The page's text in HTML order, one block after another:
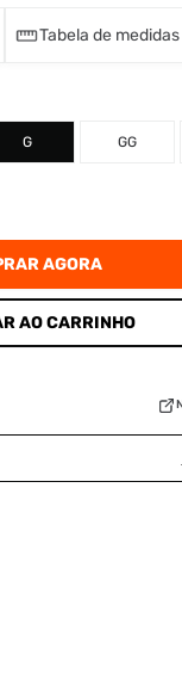
Tabela de medidas
G GG
AGORA
AO CARRINHO